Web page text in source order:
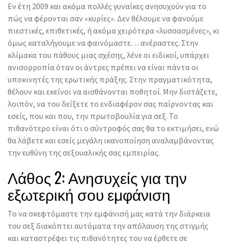
Εν έτη 2009 και ακόμα πολλές γυναίκες ανησυχούν για το
πώς να φέρονται σαν «κυρίες». Δεν θέλουμε να φανούμε
πιεστικές, επιθετικές, ή ακόμα χειρότερα «λυσσασμένες», κι
όμως καταλήγουμε να φαινόμαστε… ανέραστες. Στην
κλίμακα του πάθους μιας σχέσης, λένε οι ειδικοί, υπάρχει
ανισορροπία όταν οι άντρες πρέπει να είναι πάντα οι
υποκινητές της ερωτικής πράξης. Στην πραγματικότητα,
θέλουν και εκείνοι να αισθάνονται ποθητοί. Μην διστάζετε,
λοιπόν, να του δείξετε το ενδιαφέρον σας παίρνοντας και
εσείς, που και που, την πρωτοβουλία για σεξ. Το
πιθανότερο είναι ότι ο σύντροφός σας θα το εκτιμήσει, ενώ
θα λάβετε και εσείς μεγάλη ικανοποίηση αναλαμβάνοντας
την ευθύνη της σεξουαλικής σας εμπειρίας.
Λάθος 2: Ανησυχείς για την
εξωτερική σου εμφάνιση
Το να σκεφτόμαστε την εμφάνισή μας κατά την διάρκεια
του σεξ διακόπτει αυτόματα την απόλαυση της στιγμής
και καταστρέφει τις πιθανότητες του να έρθετε σε